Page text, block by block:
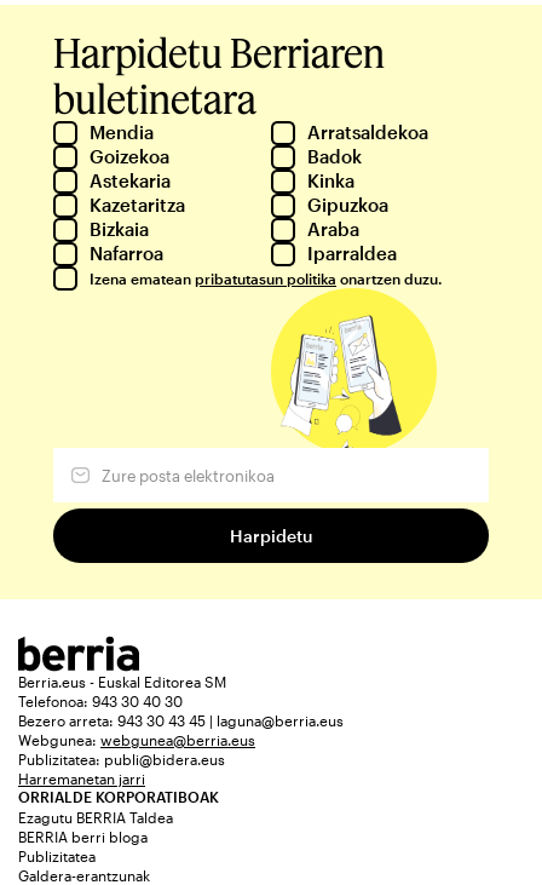
Harpidetu Berriaren
buletinetara
Mendia
Arratsaldekoa
Goizekoa
Badok
Astekaria
Kinka
Kazetaritza
Gipuzkoa
Bizkaia
Araba
Nafarroa
Iparraldea
Izena ematean pribatutasun politika onartzen duzu.
Berria.eus - Euskal Editorea SM
Telefonoa: 943 30 40 30
Bezero arreta: 943 30 43 45 | laguna@berria.eus
Webgunea: webgunea@berria.eus
Publizitatea: publi@bidera.eus
Harremanetan jarri
ORRIALDE KORPORATIBOAK
Ezagutu BERRIA Taldea
BERRIA berri bloga
Publizitatea
Galdera-erantzunak